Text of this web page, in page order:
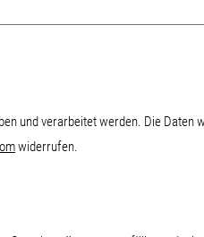
und verarbeitet werden. Die
widerrufen.